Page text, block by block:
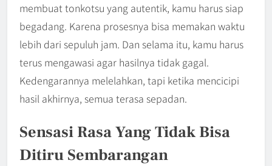
membuat tonkotsu yang autentik, kamu harus siap
begadang. Karena prosesnya bisa memakan waktu
lebih dari sepuluh jam. Dan selama itu, kamu harus
terus mengawasi agar hasilnya tidak gagal.
Kedengarannya melelahkan, tapi ketika mencicipi
hasil akhirnya, semua terasa sepadan.
Sensasi Rasa Yang Tidak Bisa
Ditiru Sembarangan